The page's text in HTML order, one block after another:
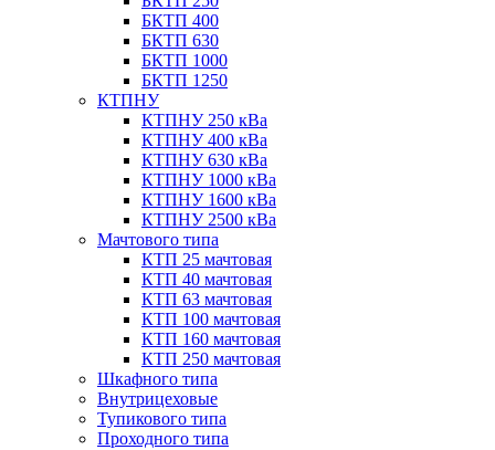
БКТП 400
БКТП 630
БКТП 1000
БКТП 1250
КТПНУ
КТПНУ 250 кВа
КТПНУ 400 кВа
КТПНУ 630 кВа
КТПНУ 1000 кВа
КТПНУ 1600 кВа
КТПНУ 2500 кВа
Мачтового типа
КТП 25 мачтовая
КТП 40 мачтовая
КТП 63 мачтовая
КТП 100 мачтовая
КТП 160 мачтовая
КТП 250 мачтовая
Шкафного типа
Внутрицеховые
Тупикового типа
Проходного типа